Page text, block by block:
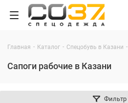
Главная - Каталог - Спецобувь в Казани -
Сапоги рабочие в Казани
Фильтр